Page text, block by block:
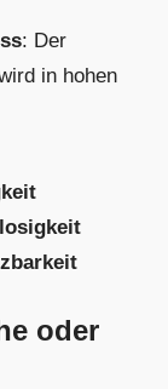
: Der
in hohen
oder